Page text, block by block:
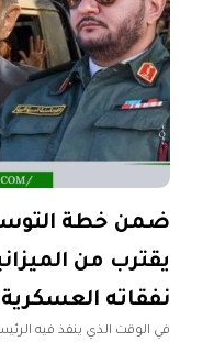
ضمن خطة التوسع
يقترب من
نفقاته العسكرية
في الوقت الذي ينفذ فيه